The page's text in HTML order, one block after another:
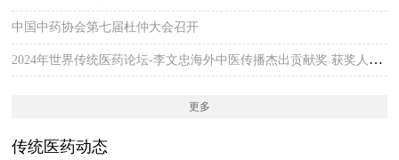
中国中药协会第七届杜仲大会召开
2024年世界传统医药论坛-李文忠海外中医传播杰出贡献奖 获奖人员公示
更多
传统医药动态